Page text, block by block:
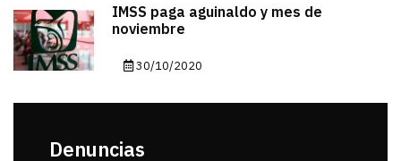
IMSS paga aguinaldo y mes de
noviembre
30/10/2020
Denuncias